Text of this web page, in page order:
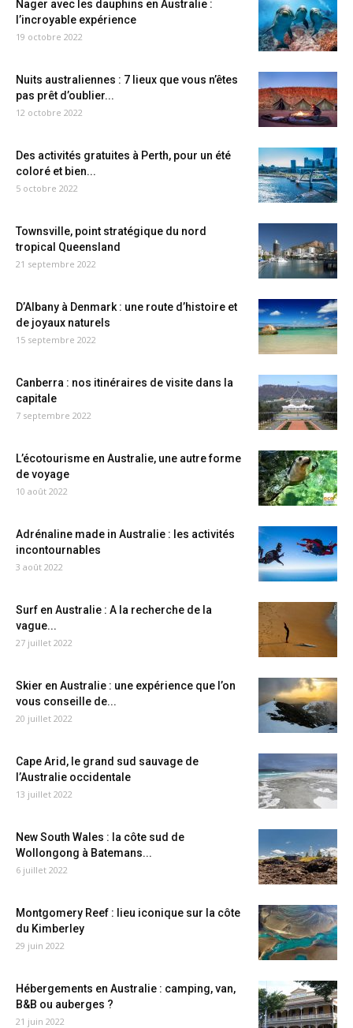
Nager avec les dauphins en Australie :
l’incroyable expérience
19 octobre 2022
Nuits australiennes : 7 lieux que vous n’êtes
pas prêt d’oublier...
12 octobre 2022
Des activités gratuites à Perth, pour un été
coloré et bien...
5 octobre 2022
Townsville, point stratégique du nord
tropical Queensland
21 septembre 2022
D’Albany à Denmark : une route d’histoire et
de joyaux naturels
15 septembre 2022
Canberra : nos itinéraires de visite dans la
capitale
7 septembre 2022
L’écotourisme en Australie, une autre forme
de voyage
10 août 2022
Adrénaline made in Australie : les activités
incontournables
3 août 2022
Surf en Australie : A la recherche de la
vague...
27 juillet 2022
Skier en Australie : une expérience que l’on
vous conseille de...
20 juillet 2022
Cape Arid, le grand sud sauvage de
l’Australie occidentale
13 juillet 2022
New South Wales : la côte sud de
Wollongong à Batemans...
6 juillet 2022
Montgomery Reef : lieu iconique sur la côte
du Kimberley
29 juin 2022
Hébergements en Australie : camping, van,
B&B ou auberges ?
21 juin 2022